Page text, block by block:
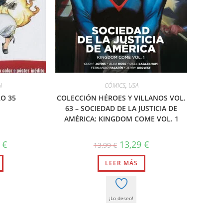
35
€
CÓMICS, USA
COLECCIÓN HÉROES Y VILLANOS VOL.
63 – SOCIEDAD DE LA JUSTICIA DE
AMÉRICA: KINGDOM COME VOL. 1
13,99€ El
precio
original
era:
13,99 €.
13,29 €El
precio
LEER MÁS
¡Lo deseo!